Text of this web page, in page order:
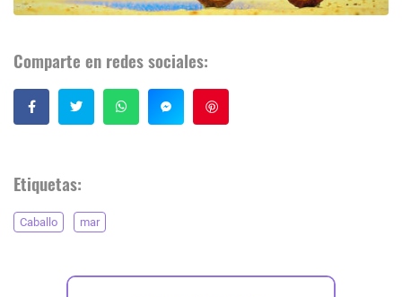
Comparte en redes sociales:
Etiquetas:
Caballo mar